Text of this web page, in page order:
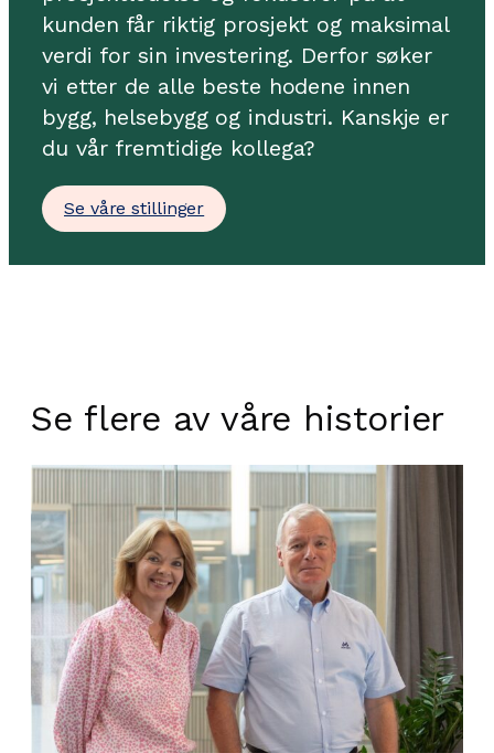
kunden får riktig prosjekt og maksimal
verdi for sin investering. Derfor søker
vi etter de alle beste hodene innen
bygg, helsebygg og industri. Kanskje er
du vår fremtidige kollega?
Se våre stillinger
Se flere av våre historier